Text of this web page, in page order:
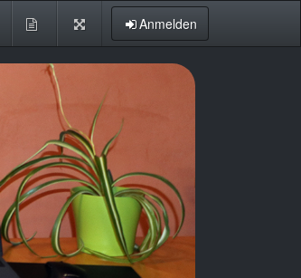
Anmelden